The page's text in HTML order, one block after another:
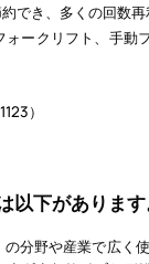
でき、多くの回数再
ークリフト、手動
）
下があります
分野や産業で広く